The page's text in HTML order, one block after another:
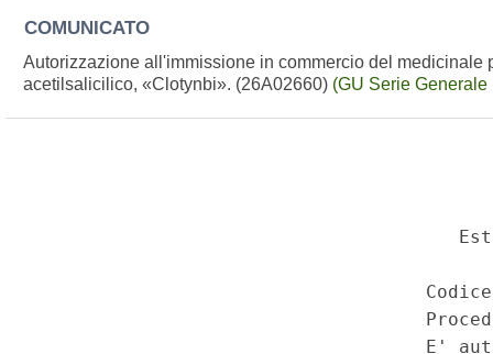
COMUNICATO
Autorizzazione all'immissione in commercio del medicinale
acetilsalicilico, «Clotynbi». (26A02660) (GU Serie